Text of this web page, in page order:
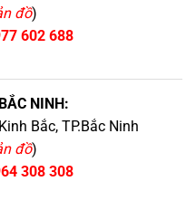
đồ)
602 688
NINH:
Bắc, TP.Bắc Ninh
đồ)
308 308